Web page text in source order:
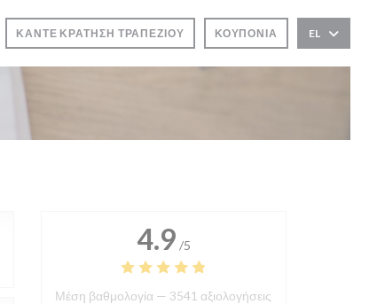
ΚΆΝΤΕ ΚΡΆΤΗΣΗ ΤΡΑΠΕΖΙΟΎ ΚΟΥΠΌΝΙΑ EL
4.9 /5
Μέση βαθμολογία —3541 αξιολογήσεις